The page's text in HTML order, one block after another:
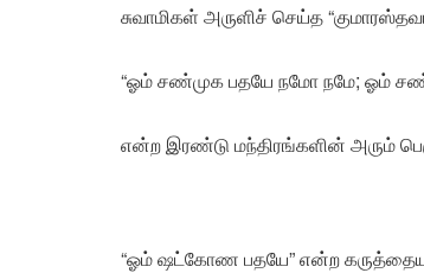
சுவாமிகள் அருளிச் செய்த
“ஓம் சண்முக பதயே நமோ நமே; ஓம்
என்ற இரண்டு மந்திரங்களின் அரும்
“ஓம் ஷட்கோண பதயே” என்ற